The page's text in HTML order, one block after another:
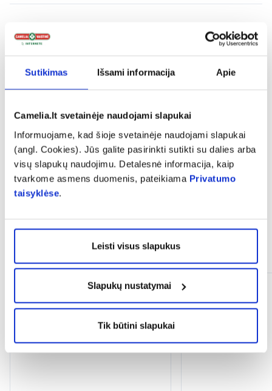
Sutikimas Išsami informacija Apie
Camelia.lt svetainėje naudojami slapukai
Informuojame, kad šioje svetainėje naudojami slapukai
(angl. Cookies). Jūs galite pasirinkti sutikti su dalies arba
visų slapukų naudojimu. Detalesnė informacija, kaip
tvarkome asmens duomenis, pateikiama Privatumo
taisyklėse.
Leisti visus slapukus
Slapukų nustatymai
Tik būtini slapukai
Sudedamosios dalys
Vartojimas
Atsiliepimai
Panašios prekės